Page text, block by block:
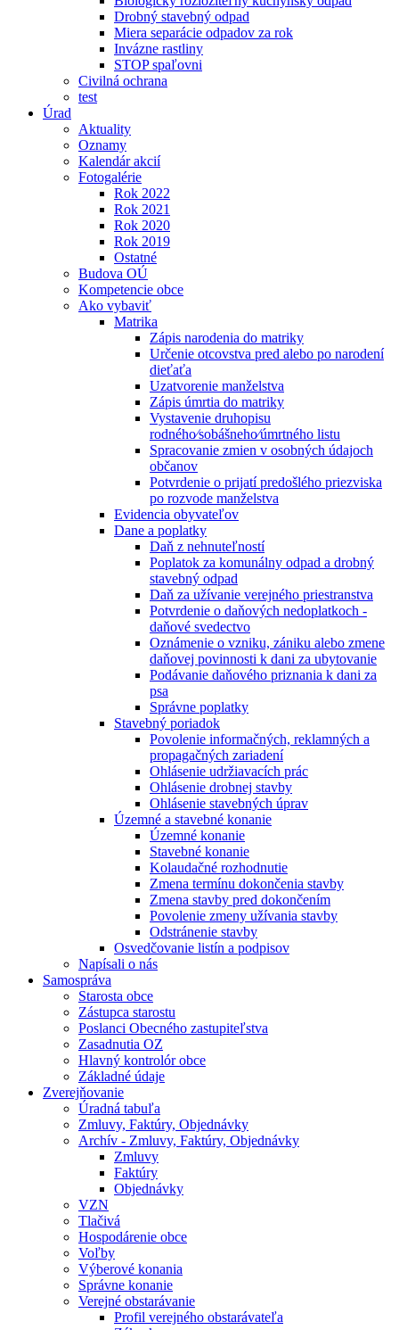
Drobný stavebný odpad
Miera separácie odpadov za rok
Invázne rastliny
STOP spaľovni
Civilná ochrana
test
Úrad
Aktuality
Oznamy
Kalendár akcií
Fotogalérie
Rok 2022
Rok 2021
Rok 2020
Rok 2019
Ostatné
Budova OÚ
Kompetencie obce
Ako vybaviť
Matrika
Zápis narodenia do matriky
Určenie otcovstva pred alebo po narodení
dieťaťa
Uzatvorenie manželstva
Zápis úmrtia do matriky
Vystavenie druhopisu
rodného⁄sobášneho⁄úmrtného listu
Spracovanie zmien v osobných údajoch
občanov
Potvrdenie o prijatí predošlého priezviska
po rozvode manželstva
Evidencia obyvateľov
Dane a poplatky
Daň z nehnuteľností
Poplatok za komunálny odpad a drobný
stavebný odpad
Daň za užívanie verejného priestranstva
Potvrdenie o daňových nedoplatkoch -
daňové svedectvo
Oznámenie o vzniku, zániku alebo zmene
daňovej povinnosti k dani za ubytovanie
Podávanie daňového priznania k dani za
psa
Správne poplatky
Stavebný poriadok
Povolenie informačných, reklamných a
propagačných zariadení
Ohlásenie udržiavacích prác
Ohlásenie drobnej stavby
Ohlásenie stavebných úprav
Územné a stavebné konanie
Územné konanie
Stavebné konanie
Kolaudačné rozhodnutie
Zmena termínu dokončenia stavby
Zmena stavby pred dokončením
Povolenie zmeny užívania stavby
Odstránenie stavby
Osvedčovanie listín a podpisov
Napísali o nás
Samospráva
Starosta obce
Zástupca starostu
Poslanci Obecného zastupiteľstva
Zasadnutia OZ
Hlavný kontrolór obce
Základné údaje
Zverejňovanie
Úradná tabuľa
Zmluvy, Faktúry, Objednávky
Archív - Zmluvy, Faktúry, Objednávky
Zmluvy
Faktúry
Objednávky
VZN
Tlačivá
Hospodárenie obce
Voľby
Výberové konania
Správne konanie
Verejné obstarávanie
Profil verejného obstarávateľa